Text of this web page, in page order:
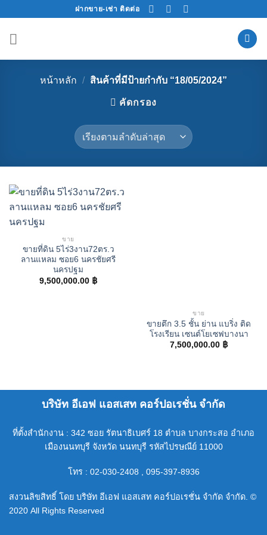
content
ฝากขาย-เช่า ติดต่อ
หน้าหลัก / สินค้าที่มีป้ายกำกับ “18/05/2024”
คัดกรอง
ขาย
ขายที่ดิน 5ไร่3งาน72ตร.ว
ลานแหลม ซอย6 นครชัยศรี
นครปฐม
9,500,000.00 ฿
ขาย
ขายตึก 3.5 ชั้น ย่าน แบริ่ง ติด
โรงเรียน เซนต์โยเซฟบางนา
7,500,000.00 ฿
บริษัท อีเอฟ แอสเสท คอร์ปอเรชั่น จำกัด
ที่ตั้งสำนักงาน : 342 ซอย รัตนาธิเบศร์ 18 ตำบล บางกระสอ อำเภอ
เมืองนนทบุรี จังหวัด นนทบุรี รหัสไปรษณีย์ 11000
โทร : 02-030-2408 , 095-397-8936
สงวนลิขสิทธิ์ โดย บริษัท อีเอฟ แอสเสท คอร์ปอเรชั่น จำกัด จำกัด. ©
2020 All Rights Reserved